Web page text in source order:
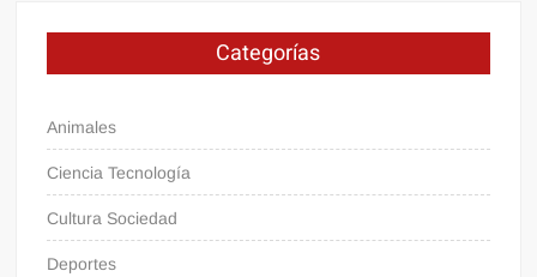
Categorías
Animales
Ciencia Tecnología
Cultura Sociedad
Deportes